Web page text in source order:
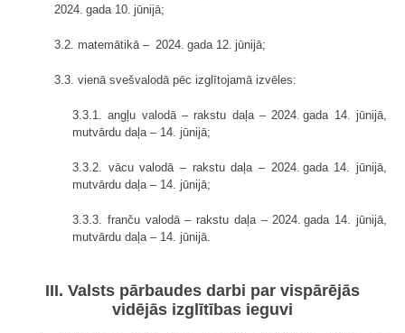
2024. gada 10. jūnijā;
3.2. matemātikā – 2024. gada 12. jūnijā;
3.3. vienā svešvalodā pēc izglītojamā izvēles:
3.3.1. angļu valodā – rakstu daļa – 2024. gada 14. jūnijā,
mutvārdu daļa – 14. jūnijā;
3.3.2. vācu valodā – rakstu daļa – 2024. gada 14. jūnijā,
mutvārdu daļa – 14. jūnijā;
3.3.3. franču valodā – rakstu daļa – 2024. gada 14. jūnijā,
mutvārdu daļa – 14. jūnijā.
III. Valsts pārbaudes darbi par vispārējās
vidējās izglītības ieguvi